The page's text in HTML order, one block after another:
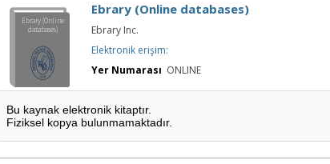
Ebrary (Online
databases)
Ebrary (Online databases)
Ebrary Inc.
Elektronik erişim:
Yer Numarası ONLINE
Bu kaynak elektronik kitaptır.
Fiziksel kopya bulunmamaktadır.